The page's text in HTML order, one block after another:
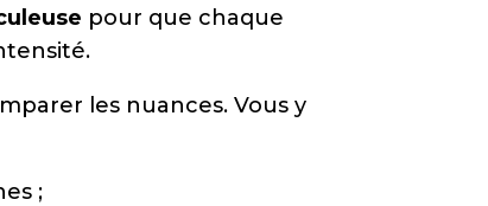
pour que chaque
les nuances. Vous y
;